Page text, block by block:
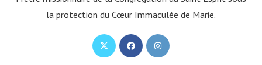
la protection du Cœur Immaculée de Marie.
S’ouvre
dans
S’ouvre
dans
S’ouvre